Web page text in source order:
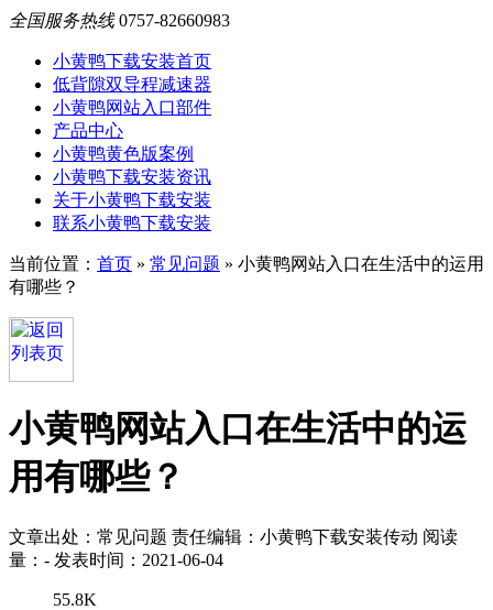
全国服务热线 0757-82660983
小黄鸭下载安装首页
低背隙双导程减速器
小黄鸭网站入口部件
产品中心
小黄鸭黄色版案例
小黄鸭下载安装资讯
关于小黄鸭下载安装
联系小黄鸭下载安装
当前位置： 首页 » 常见问题 » 小黄鸭网站入口在生活中的运用
有哪些？
小黄鸭网站入口在生活中的运
用有哪些？
文章出处：常见问题 责任编辑：小黄鸭下载安装传动 阅读
量： - 发表时间：2021-06-04
55.8K